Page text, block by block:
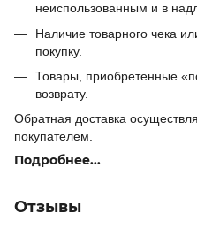
неиспользованным и в
Наличие товарного чека
покупку.
Товары, приобретенные
возврату.
Обратная доставка
покупателем.
Подробнее...
Отзывы